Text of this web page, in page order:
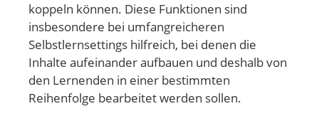
koppeln können. Diese Funktionen sind
insbesondere bei umfangreicheren
Selbstlernsettings hilfreich, bei denen die
Inhalte aufeinander aufbauen und deshalb von
den Lernenden in einer bestimmten
Reihenfolge bearbeitet werden sollen.